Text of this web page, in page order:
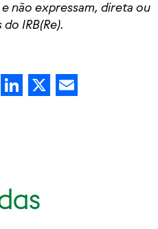
não expressam, direta ou
IRB(Re).
LinkedIn
X